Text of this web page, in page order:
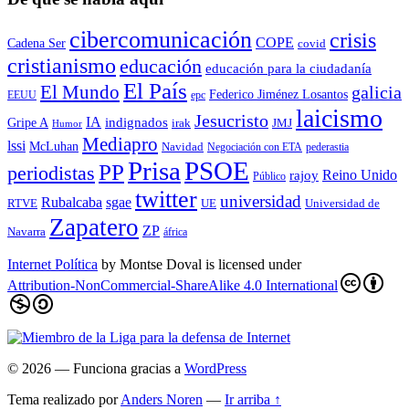
Cadena Ser cibercomunicación COPE covid crisis
cristianismo educación educación para la ciudadaní­a
EEUU El Mundo El País epc Federico Jiménez Losantos galicia
Gripe A Humor IA indignados irak Jesucristo JMJ laicismo
lssi McLuhan Mediapro Navidad Negociación con ETA pederastia
periodistas PPPrisaPSOE Público rajoy Reino Unido
RTVE Rubalcaba sgae twitter UE universidad Universidad de
Navarra Zapatero ZP áfrica
Internet Política by Montse Doval is licensed under
Attribution-NonCommercial-ShareAlike 4.0 International
© 2026 — Funciona gracias a WordPress
Tema realizado porAnders Noren — Ir arriba ↑